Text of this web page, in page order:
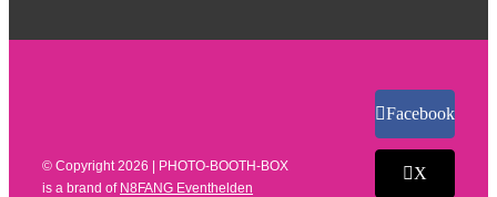
© Copyright 2026 | PHOTO-BOOTH-BOX
is a brand of N8FANG Eventhelden
Facebook
X